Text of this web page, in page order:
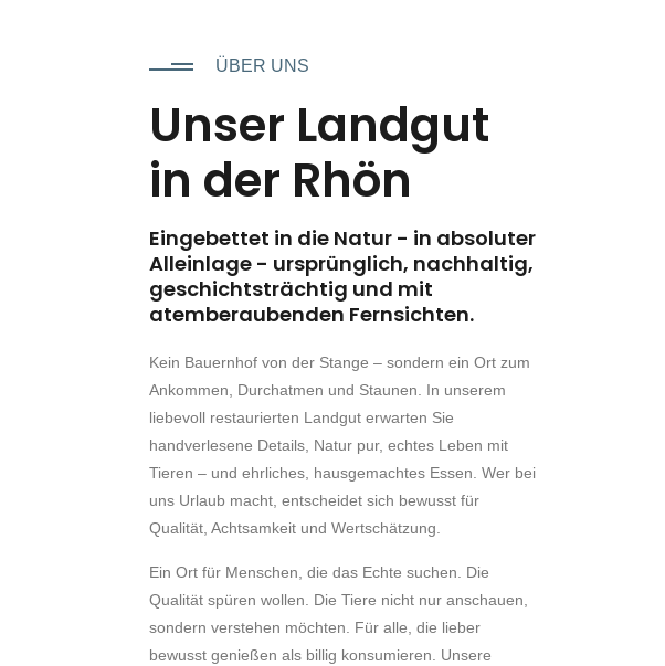
ÜBER UNS
Unser Landgut
in der Rhön
Eingebettet in die Natur - in absoluter
Alleinlage - ursprünglich, nachhaltig,
geschichtsträchtig und mit
atemberaubenden Fernsichten.
Kein Bauernhof von der Stange – sondern ein Ort zum
Ankommen, Durchatmen und Staunen. In unserem
liebevoll restaurierten Landgut erwarten Sie
handverlesene Details, Natur pur, echtes Leben mit
Tieren – und ehrliches, hausgemachtes Essen. Wer bei
uns Urlaub macht, entscheidet sich bewusst für
Qualität, Achtsamkeit und Wertschätzung.
Ein Ort für Menschen, die das Echte suchen. Die
Qualität spüren wollen. Die Tiere nicht nur anschauen,
sondern verstehen möchten. Für alle, die lieber
bewusst genießen als billig konsumieren. Unsere